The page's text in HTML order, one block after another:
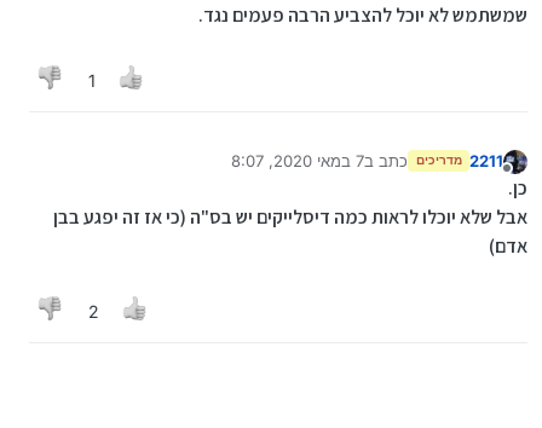
שמשתמש לא יוכל להצביע הרבה פעמים נגד.
1
מנותק
2211 מדריכים כתב ב7 במאי 2020, 8:07
נערך לאחרונה על ידי 2211
כן.
אבל שלא יוכלו לראות כמה דיסלייקים יש בס"ה (כי אז זה יפגע בבן
אדם)
2